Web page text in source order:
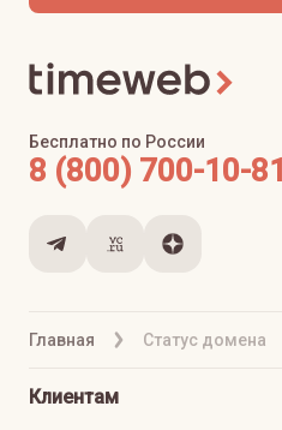
Главная Статус домена
Бесплатно по России
8 (800) 700-10-81
Клиентам